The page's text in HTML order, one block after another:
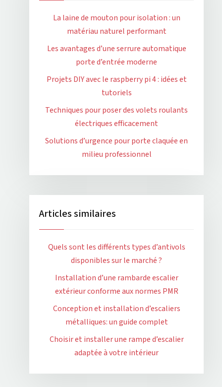
La laine de mouton pour isolation : un
matériau naturel performant
Les avantages d’une serrure automatique
porte d’entrée moderne
Projets DIY avec le raspberry pi 4 : idées et
tutoriels
Techniques pour poser des volets roulants
électriques efficacement
Solutions d’urgence pour porte claquée en
milieu professionnel
Articles similaires
Quels sont les différents types d’antivols
disponibles sur le marché ?
Installation d’une rambarde escalier
extérieur conforme aux normes PMR
Conception et installation d’escaliers
métalliques: un guide complet
Choisir et installer une rampe d’escalier
adaptée à votre intérieur